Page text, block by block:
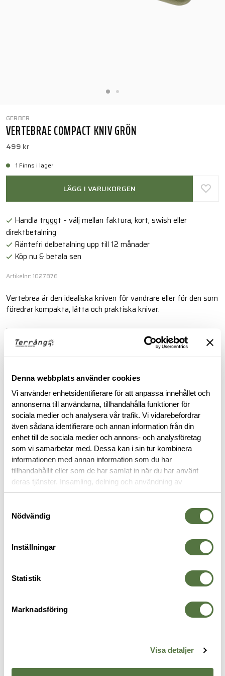
Denna webbplats använder cookies
Vi använder enhetsidentifierare för att anpassa innehållet och
annonserna till användarna, tillhandahålla funktioner för
sociala medier och analysera vår trafik. Vi vidarebefordrar
även sådana identifierare och annan information från din
enhet till de sociala medier och annons- och analysföretag
som vi samarbetar med. Dessa kan i sin tur kombinera
informationen med annan information som du har
tillhandahållit eller som de har samlat in när du har använt
deras tjänster. Insamling, delning och användning av
personuppgifter kan användas för personalisering av
Nödvändig
Inställningar
Statistik
Marknadsföring
Visa detaljer
GERBER
VERTEBRAE COMPACT KNIV GRÖN
499 kr
1 Finns i lager
LÄGG I VARUKORGEN
Handla tryggt – välj mellan faktura, kort, swish eller
direktbetalning
Räntefri delbetalning upp till 12 månader
Köp nu & betala sen
Artikelnr: 1027876
Vertebrea är den idealiska kniven för vandrare eller för den som
föredrar kompakta, lätta och praktiska knivar.
Läs mer
RECENSIONER
OM VARUMÄRKET
FASTBLADSKNIV
ÖVRIGA VARUMÄRKEN / OTHER
169 kr
995 kr